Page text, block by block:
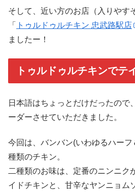
そして、近い方のお店（入りやす
「
トゥルドゥルチキン 忠武路駅店
ましたー！
トゥルドゥルチキンでテ
日本語はちょっとだけだったので
ーダーさせていただきました。
今回は、バンバン(いわゆるハー
種類のチキン。
二種類のお味は、定番のニンニク
イドチキンと、甘辛なヤンニョム